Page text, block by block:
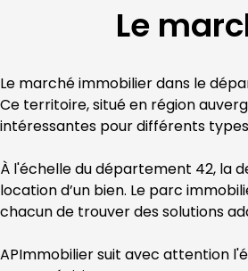
Le
Le marché immobilier dans le
Ce territoire, situé en région
intéressantes pour différents
À l'échelle du département 42, la
location d’un bien. Le parc
chacun de trouver des solutions
APImmobilier suit avec attention